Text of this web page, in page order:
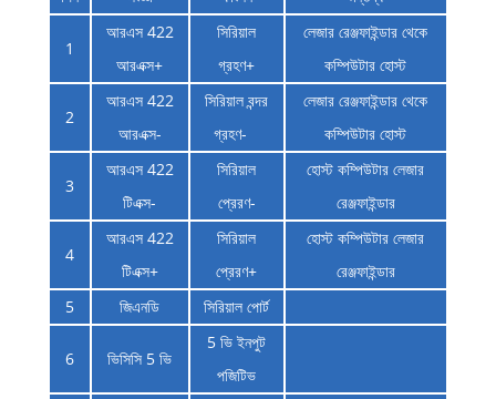
1
আরএস 422
আরএক্স+
সিরিয়াল
গ্রহণ+
লেজার রেঞ্জফাইন্ডার থেকে
কম্পিউটার হোস্ট
2
আরএস 422
আরএক্স-
সিরিয়াল বন্দর
গ্রহণ-
লেজার রেঞ্জফাইন্ডার থেকে
কম্পিউটার হোস্ট
3
আরএস 422
টিএক্স-
সিরিয়াল
প্রেরণ-
হোস্ট কম্পিউটার লেজার
রেঞ্জফাইন্ডার
4
আরএস 422
টিএক্স+
সিরিয়াল
প্রেরণ+
হোস্ট কম্পিউটার লেজার
রেঞ্জফাইন্ডার
5
জিএনডি সিরিয়াল পোর্ট
6 ভিসিসি 5 ভি
5 ভি ইনপুট
পজিটিভ